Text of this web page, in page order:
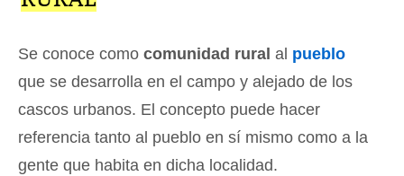
Se conoce como comunidad rural al pueblo
que se desarrolla en el campo y alejado de los
cascos urbanos. El concepto puede hacer
referencia tanto al pueblo en sí mismo como a la
gente que habita en dicha localidad.